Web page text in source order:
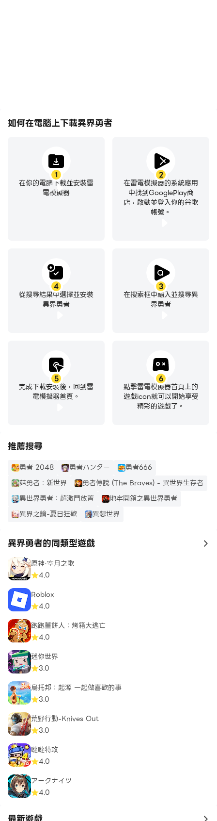
如何在電腦上下載異界勇者
1
在你的電腦下載並安裝雷
電模擬器
2
在雷電模擬器的系統應用
中找到GooglePlay商
店，啟動並登入你的谷歌
帳號。
3
在搜索框中輸入並搜尋異
界勇者
4
從搜尋結果中選擇並安裝
異界勇者
5
完成下載安裝後，回到雷
電模擬器首頁。
6
點擊雷電模擬器首頁上的
遊戲icon就可以開始享受
精彩的遊戲了。
推薦搜尋
勇者 2048 勇者ハンター
勇者666
菇勇者：新世界
勇者傳說 (The Braves) - 異世界生存者
異世界勇者：超激鬥放置
地牢開箱之異世界勇者
異界之鑰-夏日狂歡
異想世界
異界勇者的同類型遊戲 to
原神·空月之歌
4.0
Roblox
4.0
跑跑薑餅人：烤箱大逃亡
4.0
迷你世界
3.0
烏托邦：起源 一起做喜歡的事
3.0
荒野行動-Knives Out
3.0
噠噠特攻
4.0
アークナイツ
4.0